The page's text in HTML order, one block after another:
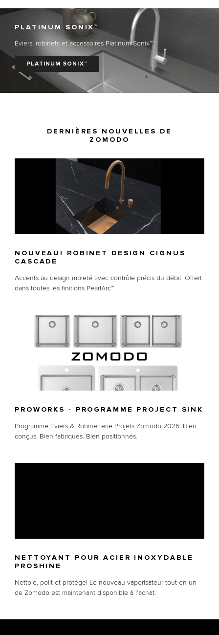
PLATINUM SONIX™
Éviers, robinets et accessoires Platinum Sonix™
PLATINUM SONIX™
DERNIÈRES NOUVELLES DE
ZOMODO
NOUVEAU! ROBINET DESIGN CIGNUS
CASCADE
Accents au design moleté avec contrôle précis du débit. Offert
dans toutes les finitions PearlArc™.
PROWORKS - PROGRAMME PROJECT SINK
Programme Éviers & Robinetterie Projets Zomodo 2026. Bien
conçus. Bien fabriqués. Bien positionnés.
NETTOYANT POUR ACIER INOXYDABLE
PROSHINE
Nettoie, polit et protège! Le nouveau vaporisateur tout-en-un
de Zomodo est maintenant disponible à l’achat.